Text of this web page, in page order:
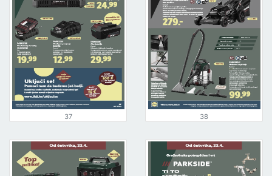
37 38